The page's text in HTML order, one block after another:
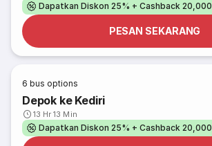
Dapatkan Diskon 25% + Cashback 20,000
PESAN SEKARANG
6 bus options
Depok ke Kediri
13 Hr 13 Min
Dapatkan Diskon 25% + Cashback 20,000